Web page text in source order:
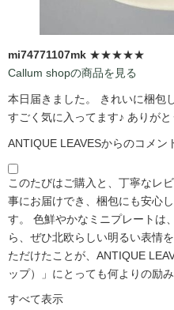
mi74771107mk ★★★★★
Callum shopの商品を見る
本日届きました。 きれいに梱包
すごく気に入ってます♪ ありがと
ANTIQUE LEAVESからのコメン
このたびはご購入と、丁寧なレ
事にお届けでき、梱包にも安心
す。 色鮮やかなミニプレートは
ら、ぜひ北欧らしい明るい表情
ただけたことが、ANTIQUE
ップ）」にとっても何よりの励
すべて表示